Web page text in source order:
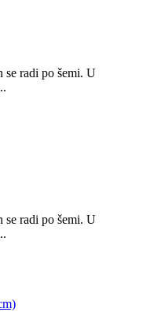
radi po šemi. U
radi po šemi. U